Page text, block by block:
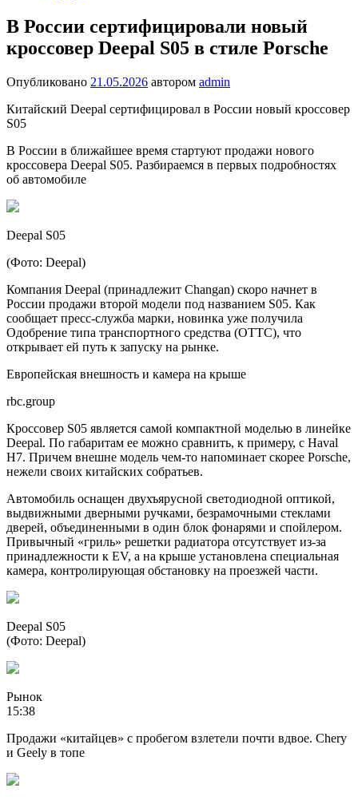
В России сертифицировали новый
кроссовер Deepal S05 в стиле Porsche
Опубликовано 21.05.2026 автором admin
Китайский Deepal сертифицировал в России новый кроссовер
S05
В России в ближайшее время стартуют продажи нового
кроссовера Deepal S05. Разбираемся в первых подробностях
об автомобиле
Deepal S05
(Фото: Deepal)
Компания Deepal (принадлежит Changan) скоро начнет в
России продажи второй модели под названием S05. Как
сообщает пресс-служба марки, новинка уже получила
Одобрение типа транспортного средства (ОТТС), что
открывает ей путь к запуску на рынке.
Европейская внешность и камера на крыше
rbc.group
Кроссовер S05 является самой компактной моделью в линейке
Deepal. По габаритам ее можно сравнить, к примеру, с Haval
H7. Причем внешне модель чем-то напоминает скорее Porsche,
нежели своих китайских собратьев.
Автомобиль оснащен двухъярусной светодиодной оптикой,
выдвижными дверными ручками, безрамочными стеклами
дверей, объединенными в один блок фонарями и спойлером.
Привычный «гриль» решетки радиатора отсутствует из-за
принадлежности к EV, а на крыше установлена специальная
камера, контролирующая обстановку на проезжей части.
Deepal S05
(Фото: Deepal)
Рынок
15:38
Продажи «китайцев» с пробегом взлетели почти вдвое. Chery
и Geely в топе